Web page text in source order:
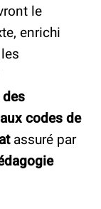
le
enrichi
codes de
assuré par